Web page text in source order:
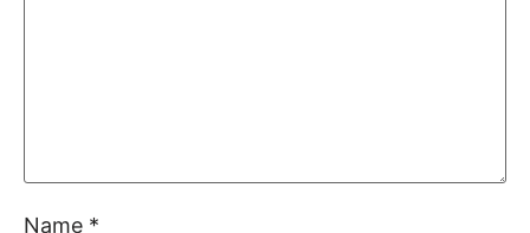
Name *